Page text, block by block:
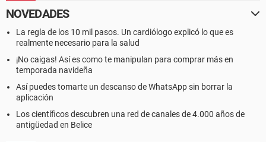
NOVEDADES
La regla de los 10 mil pasos. Un cardiólogo explicó lo que es
realmente necesario para la salud
¡No caigas! Así es como te manipulan para comprar más en
temporada navideña
Así puedes tomarte un descanso de WhatsApp sin borrar la
aplicación
Los científicos descubren una red de canales de 4.000 años de
antigüedad en Belice